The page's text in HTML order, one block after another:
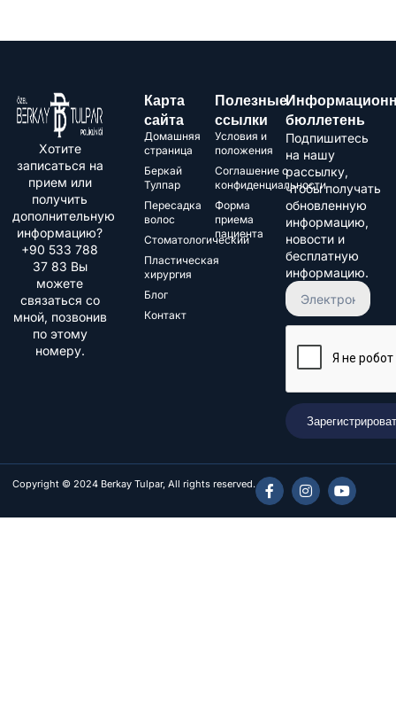
Хотите
записаться на
прием или
получить
дополнительную
информацию?
+90 533 788
37 83 Вы
можете
связаться со
мной, позвонив
по этому
номеру.
Карта
сайта
Домашняя
страница
Беркай
Тулпар
Пересадка
волос
Стоматологический
Пластическая
хирургия
Блог
Контакт
Полезные
ссылки
Условия и
положения
Соглашение о
конфиденциальности
Форма
приема
пациента
бюллетень
Подпишитесь
на нашу
рассылку,
чтобы получать
обновленную
информацию,
новости и
бесплатную
информацию.
Copyright © 2024 Berkay Tulpar, All rights reserved.